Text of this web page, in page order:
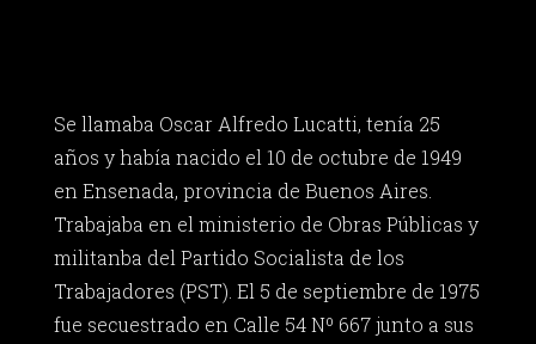
Se llamaba Oscar Alfredo Lucatti, tenía 25
años y había nacido el 10 de octubre de 1949
en Ensenada, provincia de Buenos Aires.
Trabajaba en el ministerio de Obras Públicas y
militanba del Partido Socialista de los
Trabajadores (PST). El 5 de septiembre de 1975
fue secuestrado en Calle 54 Nº 667 junto a sus